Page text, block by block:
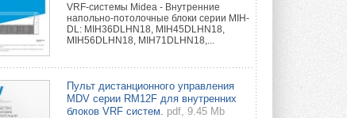
VRF-системы Midea - Внутренние
напольно-потолочные блоки серии MIH-
DL: MIH36DLHN18, MIH45DLHN18,
MIH56DLHN18, MIH71DLHN18,...
Пульт дистанционного управления
MDV серии RM12F для внутренних
блоков VRF систем.
pdf, 9.45 Mb